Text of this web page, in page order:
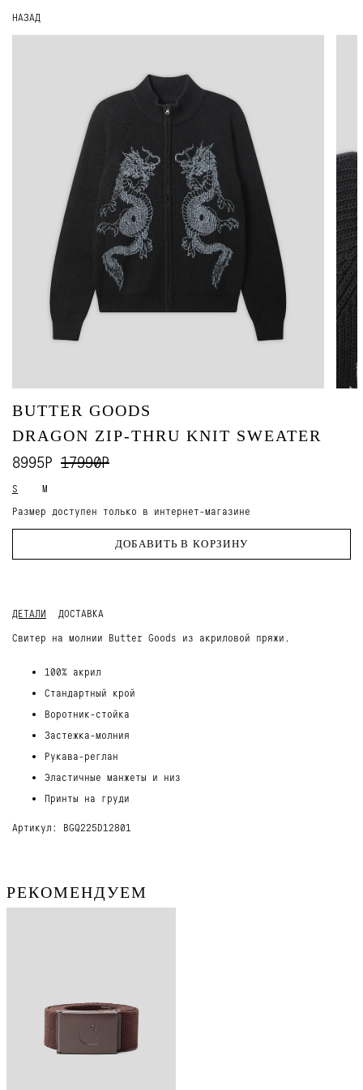
НАЗАД
BUTTER GOODS
DRAGON ZIP-THRU KNIT SWEATER
8995Р 17990Р
S
M
Размер доступен только в интернет-магазине
ДОБАВИТЬ В КОРЗИНУ
ДЕТАЛИ
ДОСТАВКА
Свитер на молнии Butter Goods из акриловой пряжи.
100% акрил
Стандартный крой
Воротник-стойка
Застежка-молния
Рукава-реглан
Эластичные манжеты и низ
Принты на груди
Артикул: BGQ225D12801
РЕКОМЕНДУЕМ